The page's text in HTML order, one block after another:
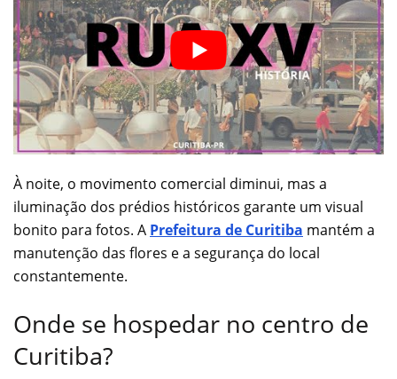
À noite, o movimento comercial diminui, mas a
iluminação dos prédios históricos garante um visual
bonito para fotos. A Prefeitura de Curitiba mantém a
manutenção das flores e a segurança do local
constantemente.
Onde se hospedar no centro de
Curitiba?